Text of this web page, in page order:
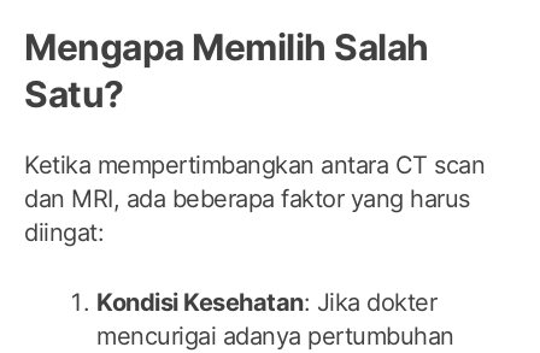
Mengapa Memilih Salah
Satu?
Ketika mempertimbangkan antara CT scan
dan MRI, ada beberapa faktor yang harus
diingat:
Kondisi Kesehatan: Jika dokter
mencurigai adanya pertumbuhan